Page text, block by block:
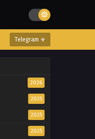
Telegram ☣
2026
2025
2025
2025